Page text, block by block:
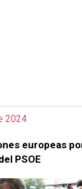
2024
europeas
PSOE